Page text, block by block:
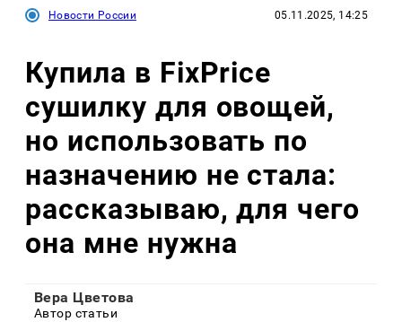
Новости России 05.11.2025, 14:25
Купила в FixPrice
сушилку для овощей,
но использовать по
назначению не стала:
рассказываю, для чего
она мне нужна
Вера Цветова
Автор статьи